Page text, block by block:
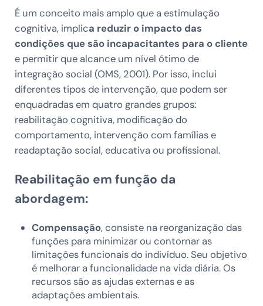
É um conceito mais amplo que a estimulação
cognitiva, implica reduzir o impacto das
condições que são incapacitantes para o cliente
e permitir que alcance um nível ótimo de
integração social (OMS, 2001). Por isso, inclui
diferentes tipos de intervenção, que podem ser
enquadradas em quatro grandes grupos:
reabilitação cognitiva, modificação do
comportamento, intervenção com famílias e
readaptação social, educativa ou profissional.
Reabilitação em função da
abordagem:
Compensação, consiste na reorganização das
funções para minimizar ou contornar as
limitações funcionais do indivíduo. Seu objetivo
é melhorar a funcionalidade na vida diária. Os
recursos são as ajudas externas e as
adaptações ambientais.